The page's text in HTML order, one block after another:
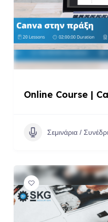
Online Course |
Σεμινάρια /